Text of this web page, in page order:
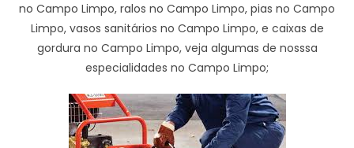
no Campo Limpo, ralos no Campo Limpo, pias no Campo
Limpo, vasos sanitários no Campo Limpo, e caixas de
gordura no Campo Limpo, veja algumas de nosssa
especialidades no Campo Limpo;